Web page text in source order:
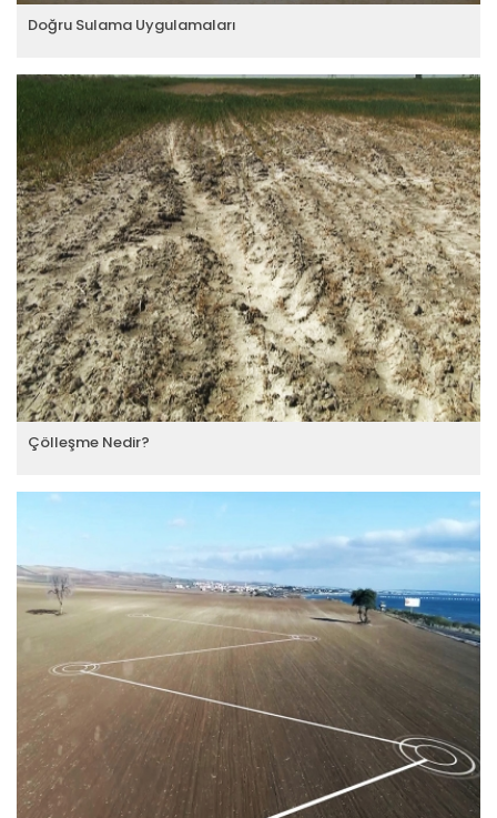
Doğru Sulama Uygulamaları
Çölleşme Nedir?